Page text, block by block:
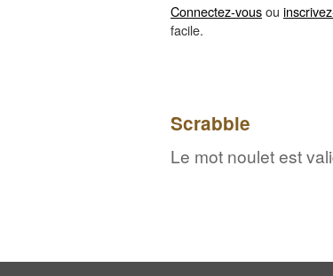
Connectez-vousou
facile.
Scrabble
Le mot noulet est